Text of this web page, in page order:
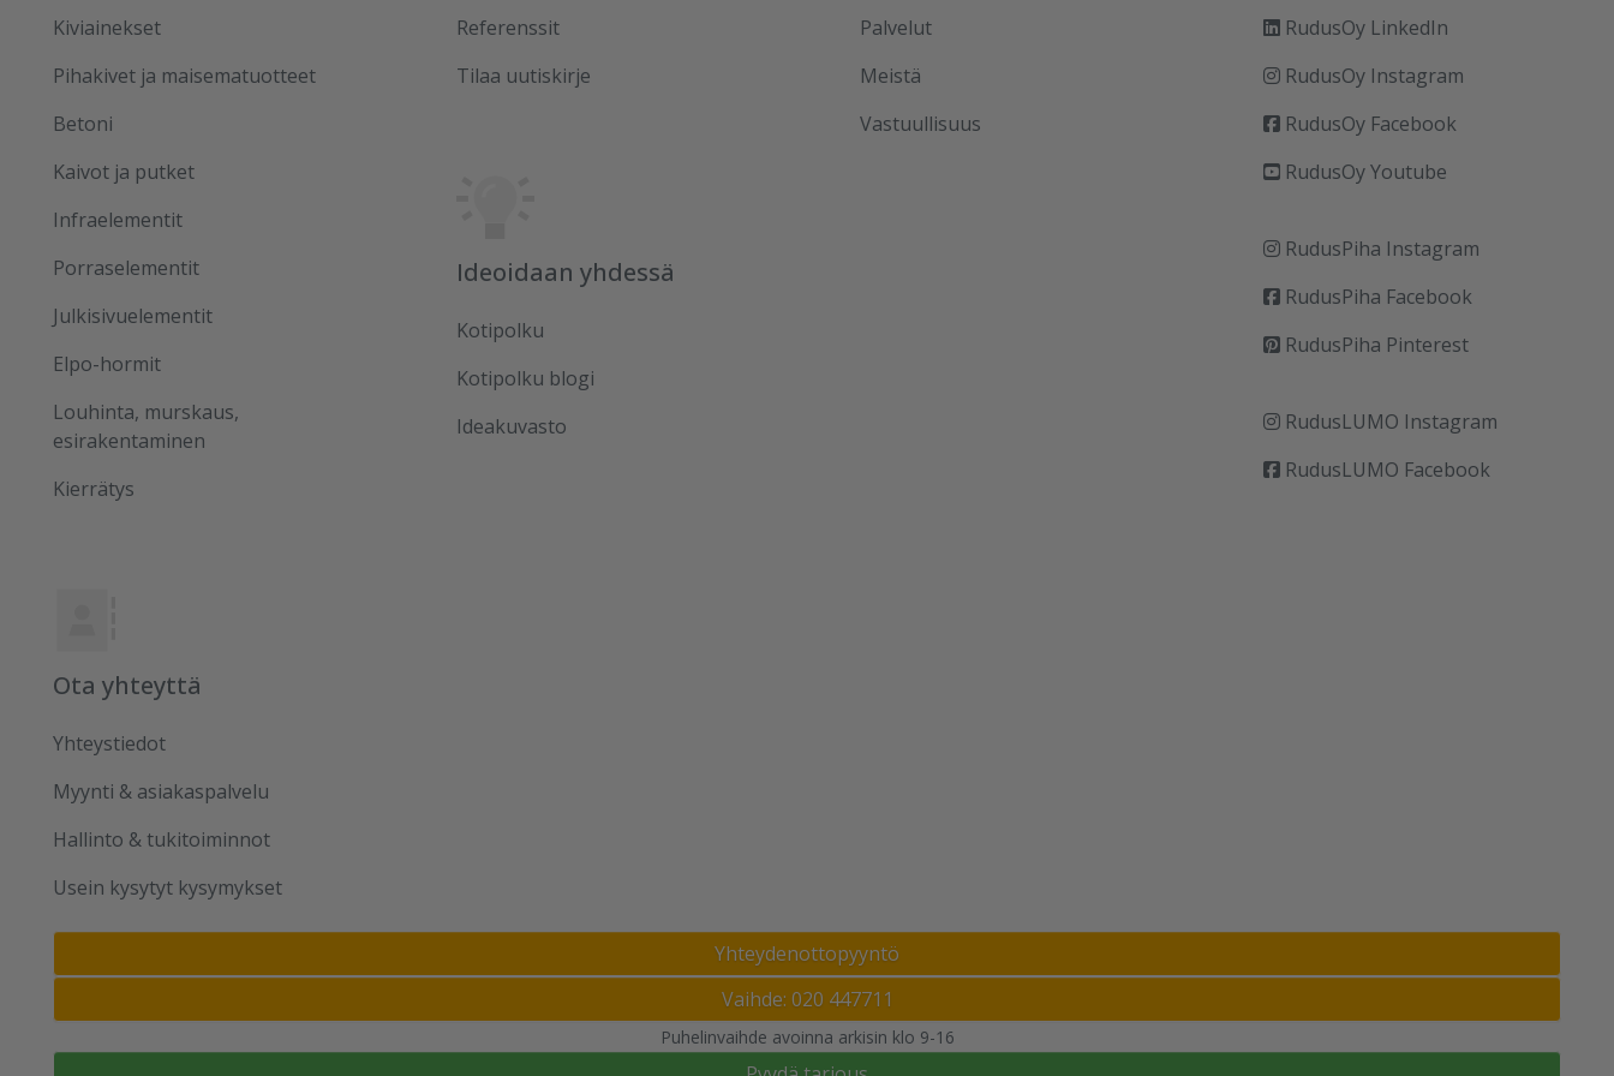
Kiviainekset
Pihakivet ja maisematuotteet
Betoni
Kaivot ja putket
Infraelementit
Porraselementit
Julkisivuelementit
Elpo-hormit
Louhinta, murskaus,
esirakentaminen
Kierrätys
Referenssit
Tilaa uutiskirje
Ideoidaan yhdessä
Kotipolku
Kotipolku blogi
Ideakuvasto
Palvelut
Meistä
Vastuullisuus
RudusOy LinkedIn
RudusOy Instagram
RudusOy Facebook
RudusOy Youtube
RudusPiha Instagram
RudusPiha Facebook
RudusPiha Pinterest
RudusLUMO Instagram
RudusLUMO Facebook
Ota yhteyttä
Yhteystiedot
Myynti & asiakaspalvelu
Hallinto & tukitoiminnot
Usein kysytyt kysymykset
Yhteydenottopyyntö
Vaihde: 020 447711
Puhelinvaihde avoinna arkisin klo 9-16